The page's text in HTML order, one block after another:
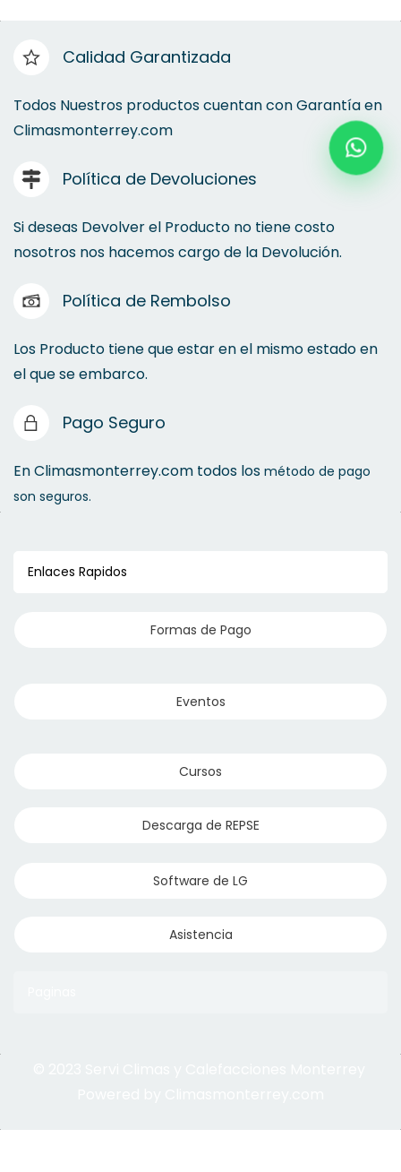
Evaporadores
Calidad Garantizada
Todos Nuestros productos cuentan con Garantía en
Climasmonterrey.com
Política de Devoluciones
Si deseas Devolver el Producto no tiene costo
nosotros nos hacemos cargo de la Devolución.
Política de Rembolso
Los Producto tiene que estar en el mismo estado en
el que se embarco.
Pago Seguro
En Climasmonterrey.com todos los método de pago
son seguros.
Enlaces Rapidos
Formas de Pago
Eventos
Cursos
Descarga de REPSE
Software de LG
Asistencia